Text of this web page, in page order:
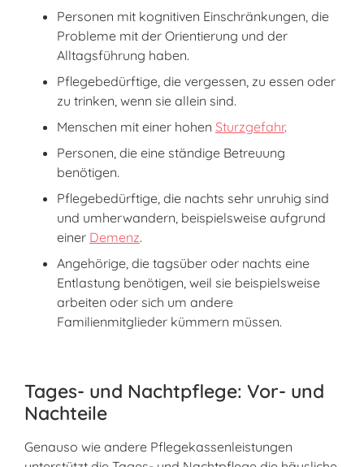
Personen mit kognitiven Einschränkungen, die
Probleme mit der Orientierung und der
Alltagsführung haben.
Pflegebedürftige, die vergessen, zu essen oder
zu trinken, wenn sie allein sind.
Menschen mit einer hohen Sturzgefahr.
Personen, die eine ständige Betreuung
benötigen.
Pflegebedürftige, die nachts sehr unruhig sind
und umherwandern, beispielsweise aufgrund
einer Demenz.
Angehörige, die tagsüber oder nachts eine
Entlastung benötigen, weil sie beispielsweise
arbeiten oder sich um andere
Familienmitglieder kümmern müssen.
Tages- und Nachtpflege: Vor- und
Nachteile
Genauso wie andere Pflegekassenleistungen